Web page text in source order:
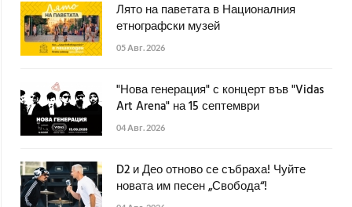
Лято на паветата в Националния
етнографски музей
05 Авг. 2026
"Нова генерация" с концерт във "Vidas
Art Arena" на 15 септември
04 Авг. 2026
D2 и Део отново се събраха! Чуйте
новата им песен „Свобода“!